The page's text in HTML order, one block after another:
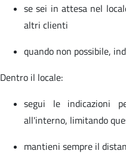
se sei in attesa nel
altri clienti
quando non possibile,
Dentro il locale:
segui le indicazioni
all'interno, limitando
mantieni sempre il